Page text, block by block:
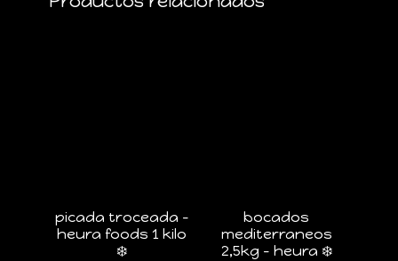
picada troceada –
heura foods 1 kilo
❄️
bocados
mediterraneos
2,5kg – heura ❄️